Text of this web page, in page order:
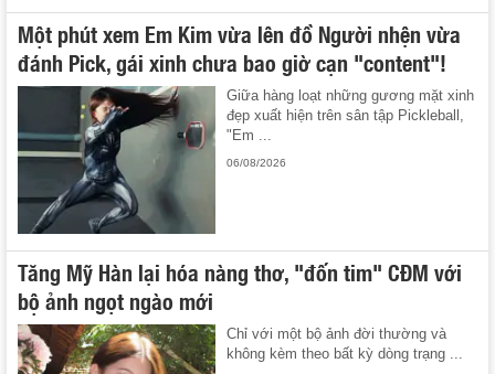
Một phút xem Em Kim vừa lên đồ Người nhện vừa
đánh Pick, gái xinh chưa bao giờ cạn "content"!
Giữa hàng loạt những gương mặt xinh
đẹp xuất hiện trên sân tập Pickleball,
"Em ...
06/08/2026
Tăng Mỹ Hàn lại hóa nàng thơ, "đốn tim" CĐM với
bộ ảnh ngọt ngào mới
Chỉ với một bộ ảnh đời thường và
không kèm theo bất kỳ dòng trạng ...